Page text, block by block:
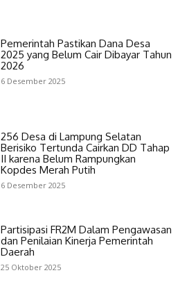
Pemerintah Pastikan Dana Desa
2025 yang Belum Cair Dibayar Tahun
2026
6 Desember 2025
256 Desa di Lampung Selatan
Berisiko Tertunda Cairkan DD Tahap
II karena Belum Rampungkan
Kopdes Merah Putih
6 Desember 2025
Partisipasi FR2M Dalam Pengawasan
dan Penilaian Kinerja Pemerintah
Daerah
25 Oktober 2025